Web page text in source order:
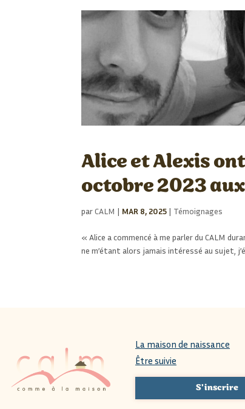
Alice et Alexis
octobre 2023
parCALM | MAR 8, 2025 | Témoignages
« Alice a commencé à me parler du CALM
ne m’étant alors jamais intéressé au sujet,
La maison de naissance
Être suivie
S'inscrire